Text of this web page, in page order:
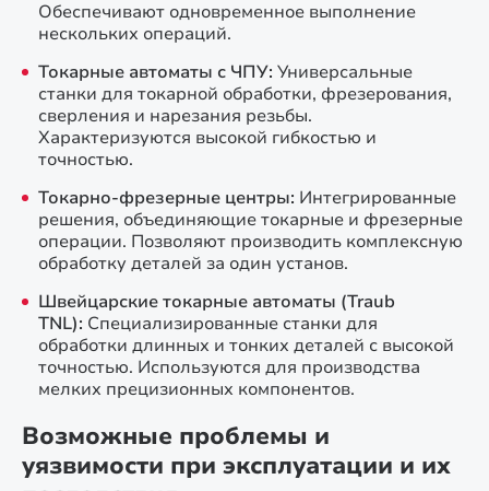
Обеспечивают одновременное выполнение
нескольких операций.
Токарные автоматы с ЧПУ: Универсальные
станки для токарной обработки, фрезерования,
сверления и нарезания резьбы.
Характеризуются высокой гибкостью и
точностью.
Токарно-фрезерные центры: Интегрированные
решения, объединяющие токарные и фрезерные
операции. Позволяют производить комплексную
обработку деталей за один установ.
Швейцарские токарные автоматы (Traub
TNL): Специализированные станки для
обработки длинных и тонких деталей с высокой
точностью. Используются для производства
мелких прецизионных компонентов.
Возможные проблемы и
уязвимости при эксплуатации и их